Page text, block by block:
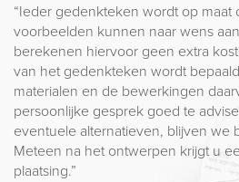
“Ieder gedenkteken wordt op maat
voorbeelden kunnen naar wens
berekenen hiervoor geen extra
van het gedenkteken wordt
materialen en de bewerkingen
persoonlijke gesprek goed te
eventuele alternatieven, blijven we
Meteen na het ontwerpen krijgt u
plaatsing.”